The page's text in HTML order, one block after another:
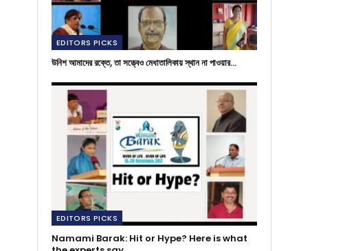
EDITORS PICKS
উনিশ আমাদের রক্তে, তা সত্ত্বেও মেধাতালিকায় স্থান না পাওয়ার…
EDITORS PICKS
Namami Barak: Hit or Hype? Here is what